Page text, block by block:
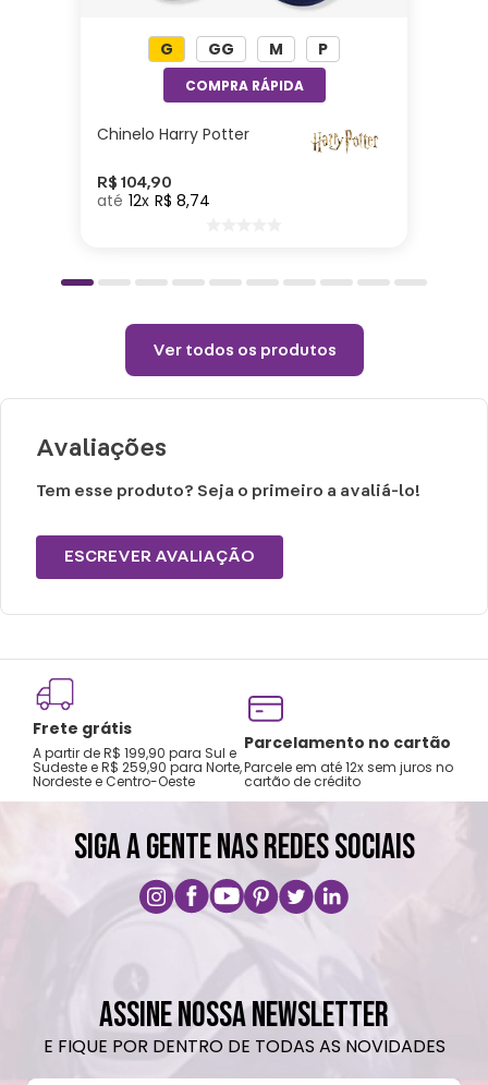
Chinelo Harry Potter
R$ 104,90
12 R$ 8,74
G GG M P
Ver todos os produtos
Avaliações
Tem esse produto? Seja o primeiro a avaliá-lo!
ESCREVER AVALIAÇÃO
Frete grátis
A partir de R$ 199,90 para Sul e
Sudeste e R$ 259,90 para Norte,
Nordeste e Centro-Oeste
Parcelamento no cartão
Parcele em até 12x sem juros no
cartão de crédito
SIGA A GENTE NAS REDES SOCIAIS
ASSINE NOSSA NEWSLETTER
E FIQUE POR DENTRO DE TODAS AS NOVIDADES